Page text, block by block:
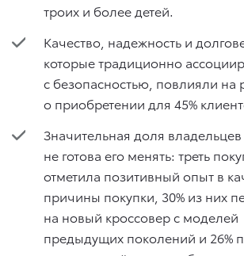
троих и более детей.
Качество, надежность и
которые традиционно
с безопасностью, повлияли на
о приобретении для 45%
Значительная доля владельцев
не готова его менять: треть
отметила позитивный опыт в
причины покупки, 30% из них
на новый кроссовер с моделей
предыдущих поколений и 26%